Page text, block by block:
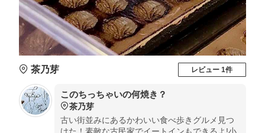
茶乃芽 レビュー 1件
このちっちゃいの何焼き？
茶乃芽
古い街並みにあるかわいい食べ歩きグルメ見つ
けた！素敵な古民家でイートインもできるよ!小